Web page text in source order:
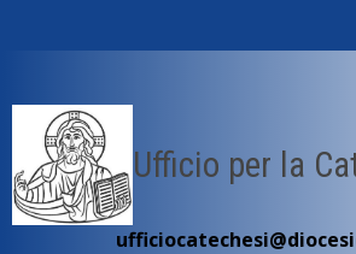
Ufficio per la